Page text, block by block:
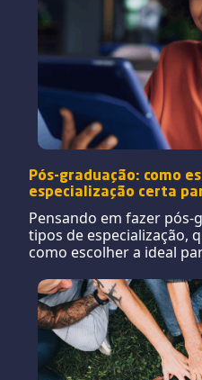
Pós-graduação: como
especialização certa
Pensando em fazer pós-
tipos de especialização,
como escolher a ideal